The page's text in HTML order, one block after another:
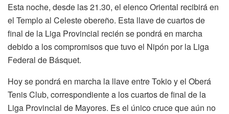
Esta noche, desde las 21.30, el elenco Oriental recibirá en
el Templo al Celeste obereño. Esta llave de cuartos de
final de la Liga Provincial recién se pondrá en marcha
debido a los compromisos que tuvo el Nipón por la Liga
Federal de Básquet.
Hoy se pondrá en marcha la llave entre Tokio y el Oberá
Tenis Club, correspondiente a los cuartos de final de la
Liga Provincial de Mayores. Es el único cruce que aún no